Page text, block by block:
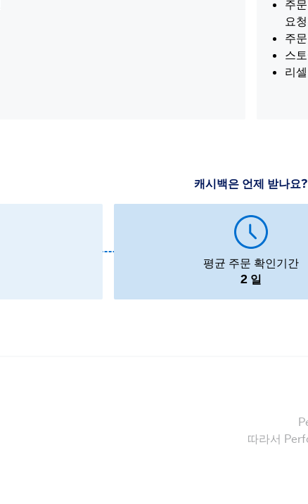
주
요
주
스
리
캐시백은 언제 받나요?
평균 주문 확인기간
2 일
따라서